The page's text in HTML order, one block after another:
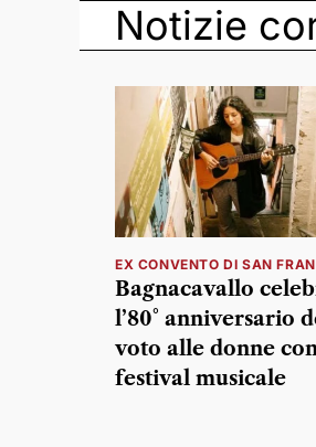
Notizie
EX CONVENTO DI SAN
Bagnacavallo
l’80° anniversario
voto alle donne
festival musicale